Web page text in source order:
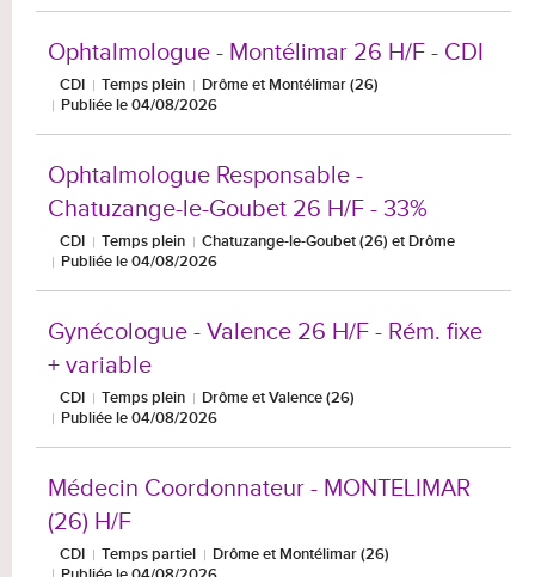
Ophtalmologue - Montélimar 26 H/F - CDI
CDI Temps plein
Drôme et Montélimar (26)
Publiée le 04/08/2026
Ophtalmologue Responsable -
Chatuzange-le-Goubet 26 H/F - 33%
CDI Temps plein
Chatuzange-le-Goubet (26) et Drôme
Publiée le 04/08/2026
Gynécologue - Valence 26 H/F - Rém. fixe
+ variable
CDI Temps plein
Drôme et Valence (26)
Publiée le 04/08/2026
Médecin Coordonnateur - MONTELIMAR
(26) H/F
CDI Temps partiel
Drôme et Montélimar (26)